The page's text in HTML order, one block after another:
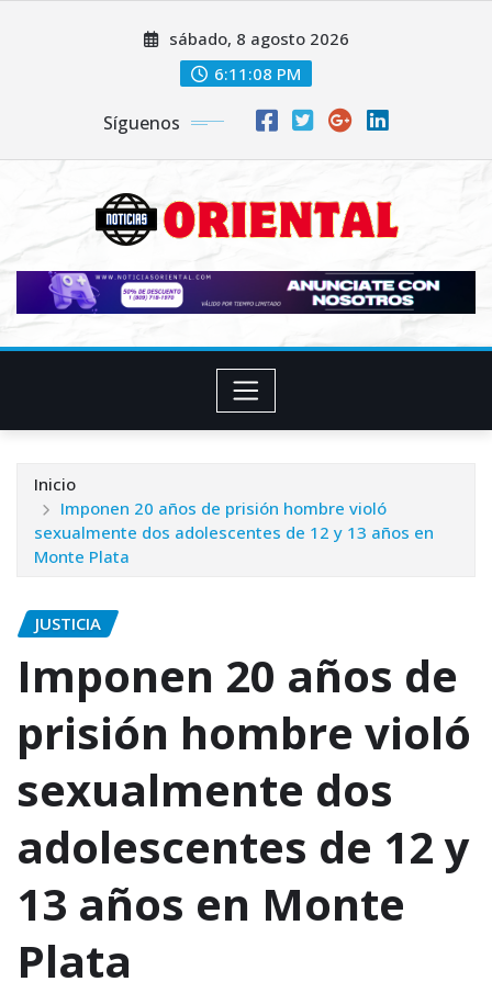
sábado, 8 agosto 2026
6:11:10 PM
Síguenos
Inicio
Imponen 20 años de prisión hombre violó
sexualmente dos adolescentes de 12 y 13 años en
Monte Plata
JUSTICIA
Imponen 20 años de
prisión hombre violó
sexualmente dos
adolescentes de 12 y
13 años en Monte
Plata